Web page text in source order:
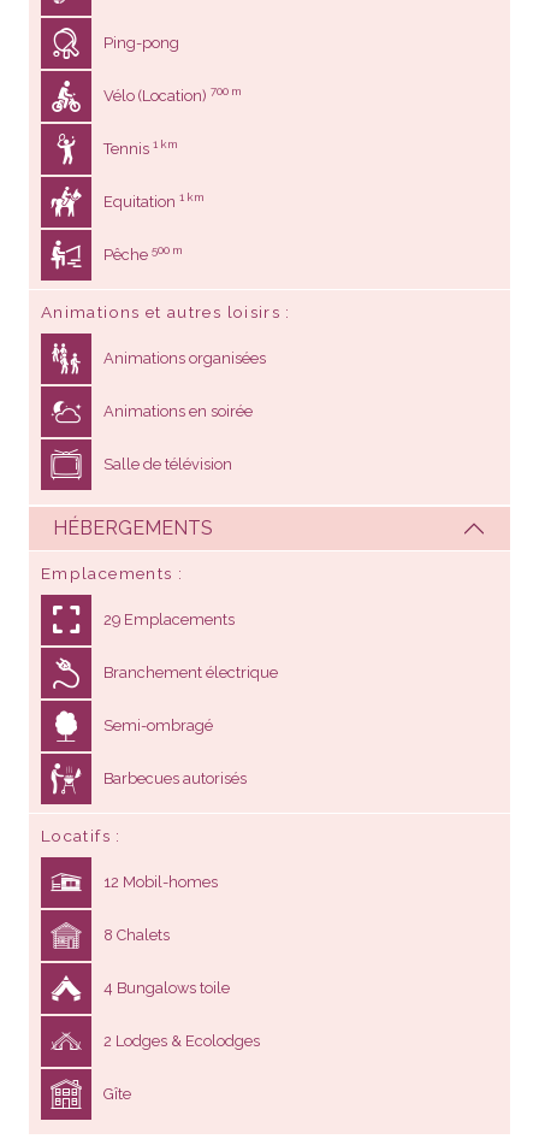
Ping-pong
Vélo (Location) 700 m
Tennis 1 km
Equitation 1 km
Pêche 500 m
Animations et autres loisirs
Animations organisées
Animations en soirée
Salle de télévision
HÉBERGEMENTS
Emplacements
29 Emplacements
Branchement électrique
Semi-ombragé
Barbecues autorisés
Locatifs
12 Mobil-homes
8 Chalets
4 Bungalows toile
2 Lodges & Ecolodges
Gîte